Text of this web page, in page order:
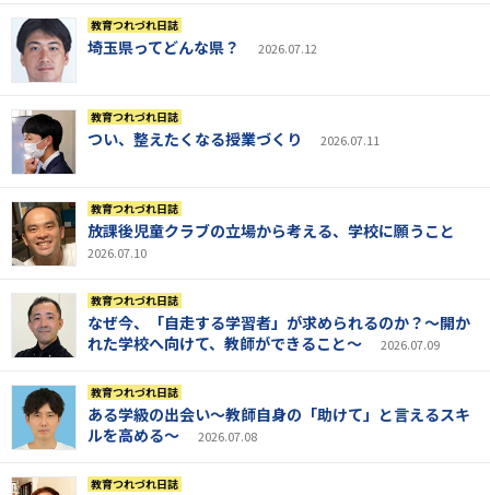
教育つれづれ日誌
埼玉県ってどんな県？ 2026.07.12
教育つれづれ日誌
つい、整えたくなる授業づくり 2026.07.11
教育つれづれ日誌
放課後児童クラブの立場から考える、学校に願うこと
2026.07.10
教育つれづれ日誌
なぜ今、「自走する学習者」が求められるのか？～開か
れた学校へ向けて、教師ができること～
2026.07.09
教育つれづれ日誌
ある学級の出会い～教師自身の「助けて」と言えるスキ
ルを高める～
2026.07.08
教育つれづれ日誌